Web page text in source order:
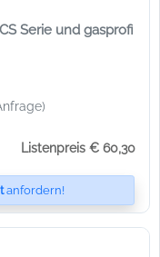
Serie und gasprofi
Listenpreis € 60,30
anfordern!